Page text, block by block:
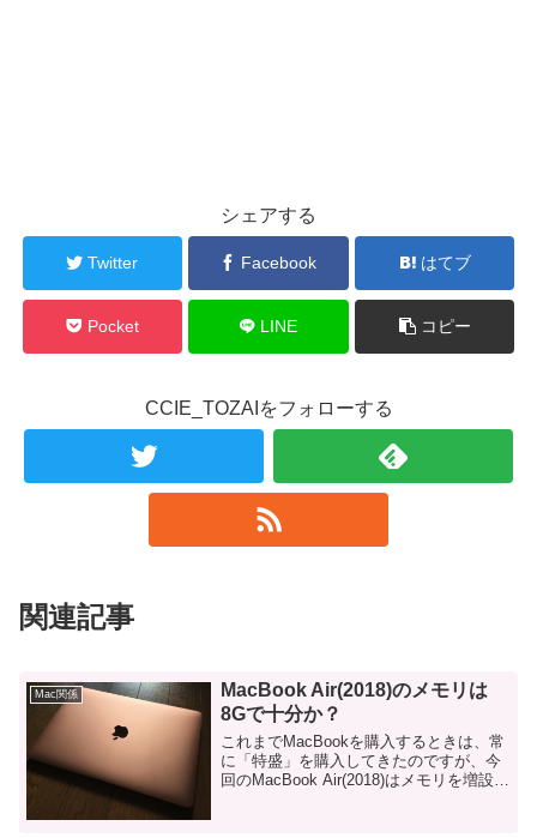
シェアする
Twitter Facebook はてブ
Pocket LINE コピー
CCIE_TOZAIをフォローする
関連記事
Mac関係
MacBook Air(2018)のメモリは
8Gで十分か？
これまでMacBookを購入するときは、常
に「特盛」を購入してきたのですが、今
回のMacBook Air(2018)はメモリを増設し